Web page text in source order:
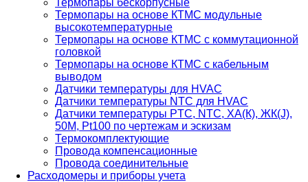
Термопары на основе КТМС модульные
высокотемпературные
Термопары на основе КТМС с коммутационной
головкой
Термопары на основе КТМС с кабельным
выводом
Датчики температуры для HVAC
Датчики температуры NTC для HVAC
Датчики температуры PTС, NTC, ХА(К), ЖК(J),
50М, Pt100 по чертежам и эскизам
Термокомплектующие
Провода компенсационные
Провода соединительные
Расходомеры и приборы учета